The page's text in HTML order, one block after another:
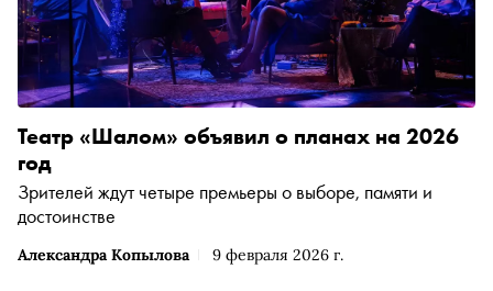
Александра Копылова 9 февраля 2026 г.
Театр «Шалом» объявил о планах на 2026
год
Зрителей ждут четыре премьеры о выборе, памяти и
достоинстве